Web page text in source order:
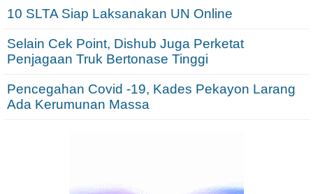
10 SLTA Siap Laksanakan UN Online
Selain Cek Point, Dishub Juga Perketat
Penjagaan Truk Bertonase Tinggi
Pencegahan Covid -19, Kades Pekayon Larang
Ada Kerumunan Massa